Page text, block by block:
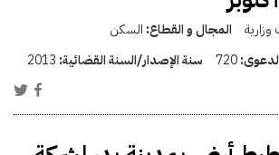
وزارية المجال و القطاع: السكن
720 سنة الإصدار/السنة القضائية: 2013